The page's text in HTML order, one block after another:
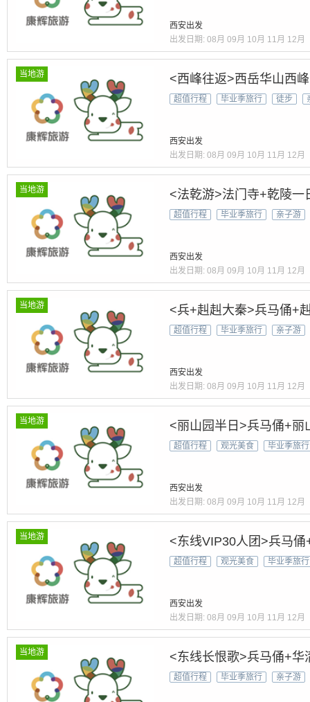
西安出发
出发日期: 08月 09月 10月 11月 12月
当地游 <西峰往返>西岳华山西
超值行程 毕业季旅行 徒步
西安出发
出发日期: 08月 09月 10月 11月 12月
当地游 <法乾游>法门寺+乾陵一
超值行程 毕业季旅行 亲子游
西安出发
出发日期: 08月 09月 10月 11月 12月
当地游 <兵+赳赳大秦>兵马俑+
超值行程 毕业季旅行 亲子游
西安出发
出发日期: 08月 09月 10月 11月 12月
当地游 <丽山园半日>兵马俑+丽
超值行程 观光美食 毕业季旅行
西安出发
出发日期: 08月 09月 10月 11月 12月
当地游 <东线VIP30人团>兵马
超值行程 观光美食 毕业季旅行
西安出发
出发日期: 08月 09月 10月 11月 12月
当地游 <东线长恨歌>兵马俑+
超值行程 毕业季旅行 亲子游